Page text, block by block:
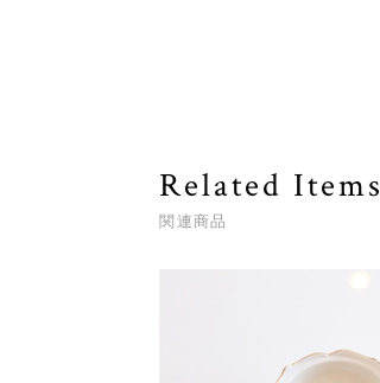
Related Items
関連商品